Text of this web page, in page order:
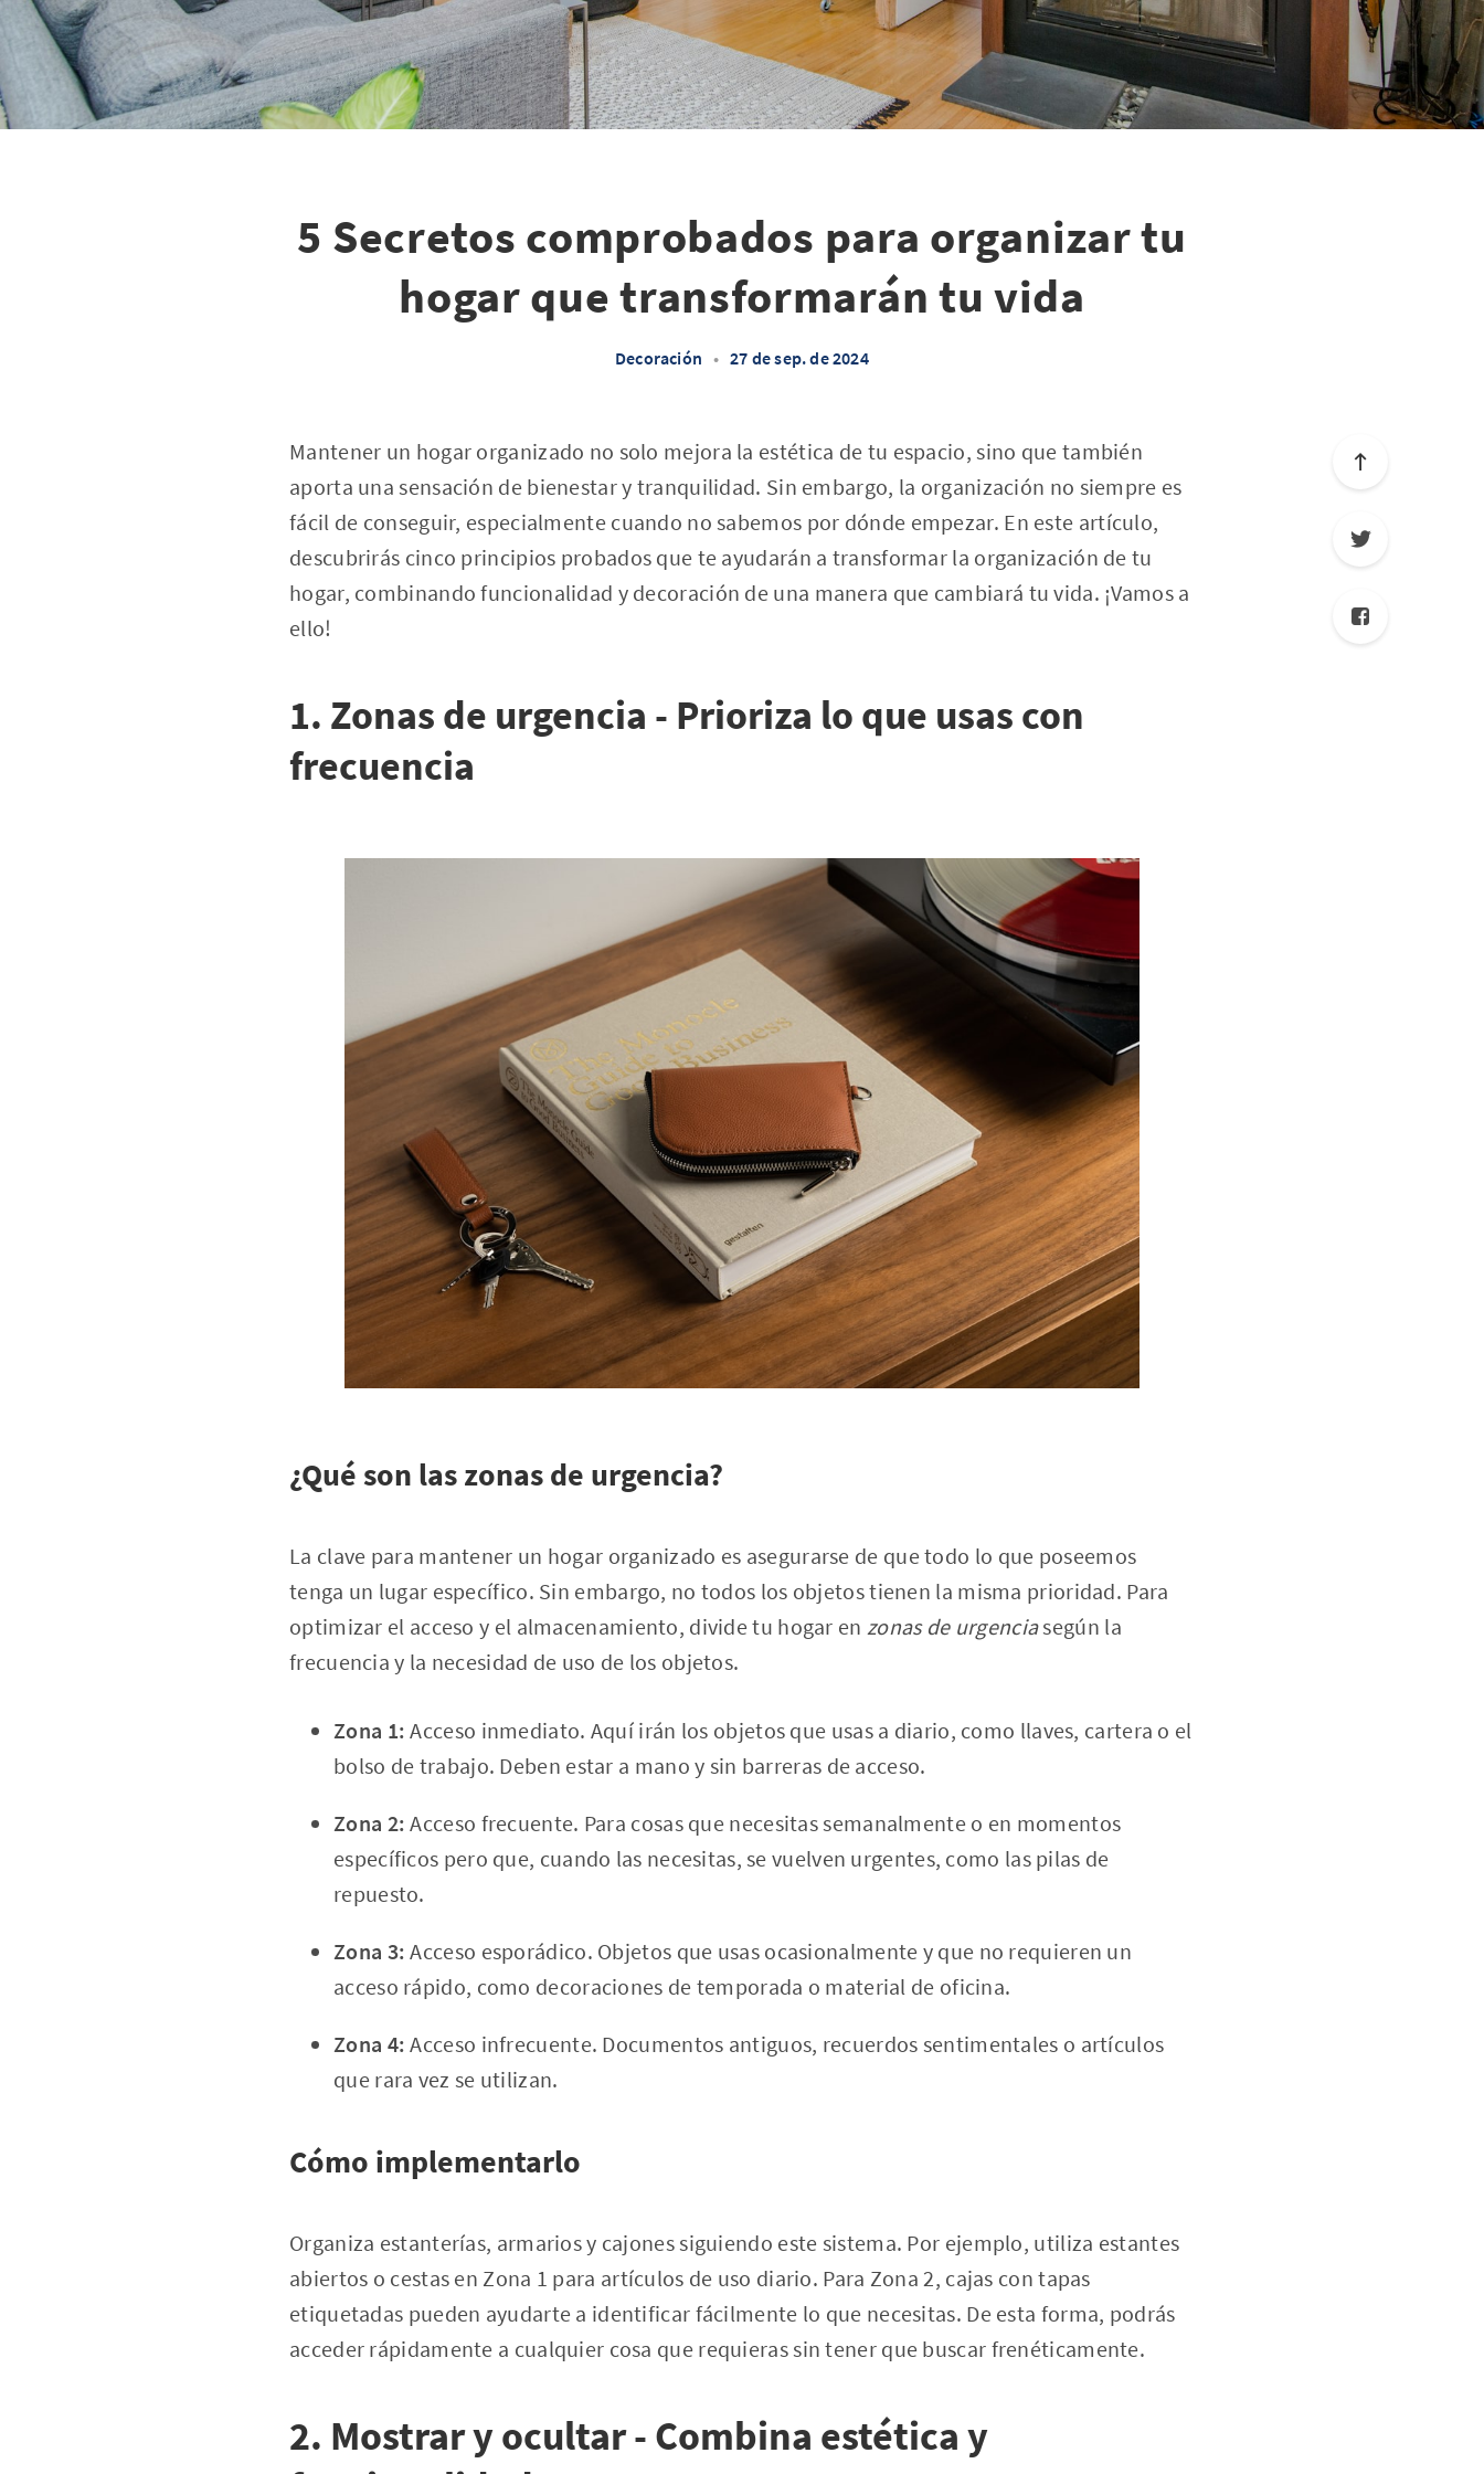
5 Secretos comprobados para organizar tu
hogar que transformarán tu vida
Decoración • 27 de sep. de 2024
Mantener un hogar organizado no solo mejora la estética de tu espacio, sino que también
aporta una sensación de bienestar y tranquilidad. Sin embargo, la organización no siempre es
fácil de conseguir, especialmente cuando no sabemos por dónde empezar. En este artículo,
descubrirás cinco principios probados que te ayudarán a transformar la organización de tu
hogar, combinando funcionalidad y decoración de una manera que cambiará tu vida. ¡Vamos a
ello!
1. Zonas de urgencia - Prioriza lo que usas con
frecuencia
¿Qué son las zonas de urgencia?
La clave para mantener un hogar organizado es asegurarse de que todo lo que poseemos
tenga un lugar específico. Sin embargo, no todos los objetos tienen la misma prioridad. Para
optimizar el acceso y el almacenamiento, divide tu hogar en zonas de urgenciasegún la
frecuencia y la necesidad de uso de los objetos.
Zona 1: Acceso inmediato. Aquí irán los objetos que usas a diario, como llaves, cartera o el
bolso de trabajo. Deben estar a mano y sin barreras de acceso.
Zona 2: Acceso frecuente. Para cosas que necesitas semanalmente o en momentos
específicos pero que, cuando las necesitas, se vuelven urgentes, como las pilas de
repuesto.
Zona 3: Acceso esporádico. Objetos que usas ocasionalmente y que no requieren un
acceso rápido, como decoraciones de temporada o material de oficina.
Zona 4: Acceso infrecuente. Documentos antiguos, recuerdos sentimentales o artículos
que rara vez se utilizan.
Cómo implementarlo
Organiza estanterías, armarios y cajones siguiendo este sistema. Por ejemplo, utiliza estantes
abiertos o cestas en Zona 1 para artículos de uso diario. Para Zona 2, cajas con tapas
etiquetadas pueden ayudarte a identificar fácilmente lo que necesitas. De esta forma, podrás
acceder rápidamente a cualquier cosa que requieras sin tener que buscar frenéticamente.
2. Mostrar y ocultar - Combina estética y